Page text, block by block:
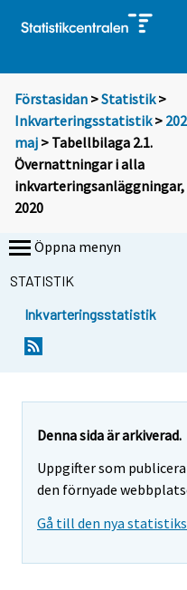
Förstasidan >Statistik >
Inkvarteringsstatistik>
maj > Tabellbilaga 2.1.
Övernattningar i alla
inkvarteringsanläggningar,
2020
Öppna menyn
STATISTIK
Inkvarteringsstatistik
Denna sida är arkiverad.
Uppgifter som
den förnyade
Gå till den nya